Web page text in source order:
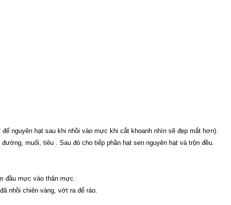
nguyên hạt sau khi nhồi vào mực khi cắt khoanh nhìn sẽ đẹp mắt hơn).
muối, tiêu . Sau đó cho tiếp phần hạt sen nguyên hạt và trộn đều.
đầu mực vào thân mực.
nhồi chiên vàng, vớt ra để ráo.